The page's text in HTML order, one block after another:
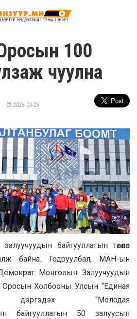
100
чуулна
2025-09-25
байгууллагын төлөөлөл
байна. Тодруулбал, МАН-ын
Монголын Залуучуудын
Оросын Холбооны Улсын “Единая
дэргэдэх “Молодая
байгууллагын 50 залуусын